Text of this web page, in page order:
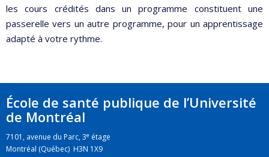
les cours crédités dans un programme constituent une
passerelle vers un autre programme, pour un apprentissage
adapté à votre rythme.
École de santé publique de l’Université
de Montréal
7101, avenue du Parc, 3e étage
Montréal (Québec) H3N 1X9